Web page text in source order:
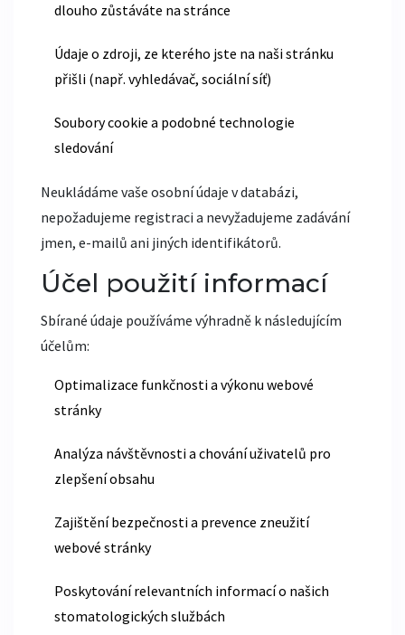
dlouho zůstáváte na stránce
Údaje o zdroji, ze kterého jste na naši stránku
přišli (např. vyhledávač, sociální síť)
Soubory cookie a podobné technologie
sledování
Neukládáme vaše osobní údaje v databázi,
nepožadujeme registraci a nevyžadujeme zadávání
jmen, e-mailů ani jiných identifikátorů.
Účel použití informací
Sbírané údaje používáme výhradně k následujícím
účelům:
Optimalizace funkčnosti a výkonu webové
stránky
Analýza návštěvnosti a chování uživatelů pro
zlepšení obsahu
Zajištění bezpečnosti a prevence zneužití
webové stránky
Poskytování relevantních informací o našich
stomatologických službách